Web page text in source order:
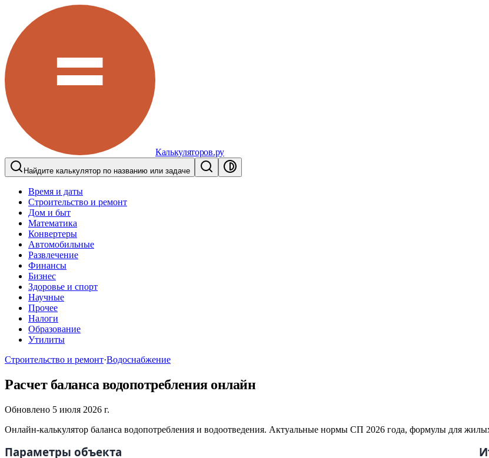
Калькуляторов.ру
Найдите калькулятор по названию или задаче
Время и даты
Строительство и ремонт
Дом и быт
Математика
Конвертеры
Автомобильные
Развлечение
Финансы
Бизнес
Здоровье и спорт
Научные
Прочее
Налоги
Образование
Утилиты
Строительство и ремонт·Водоснабжение
Расчет баланса водопотребления онлайн
Обновлено 5 июля 2026 г.
Онлайн-калькулятор баланса водопотребления и водоотведения. Актуальные нормы СП 2026 года, формулы для
Параметры объекта